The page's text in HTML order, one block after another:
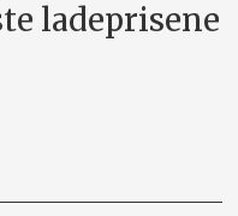
ladeprisene